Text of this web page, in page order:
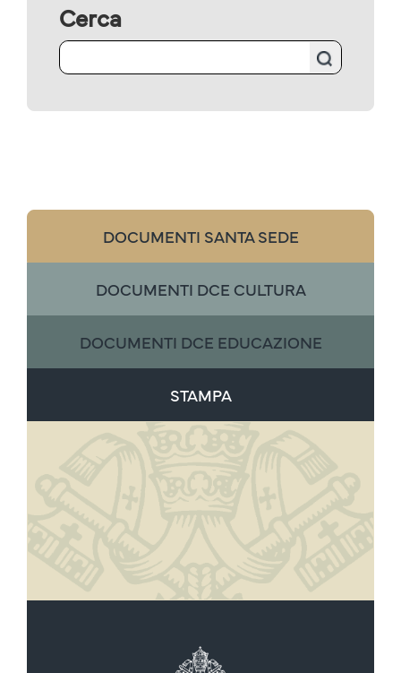
Cerca
DOCUMENTI SANTA SEDE
DOCUMENTI DCE CULTURA
DOCUMENTI DCE EDUCAZIONE
STAMPA